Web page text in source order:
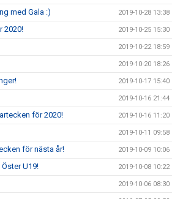
med Gala :) 2019-10-28 13:38
2020! 2019-10-25 15:30
2019-10-22 18:59
2019-10-20 18:26
2019-10-17 15:40
2019-10-16 21:44
för 2020! 2019-10-16 11:20
2019-10-11 09:58
för nästa år! 2019-10-09 10:06
U19! 2019-10-08 10:22
2019-10-06 08:30